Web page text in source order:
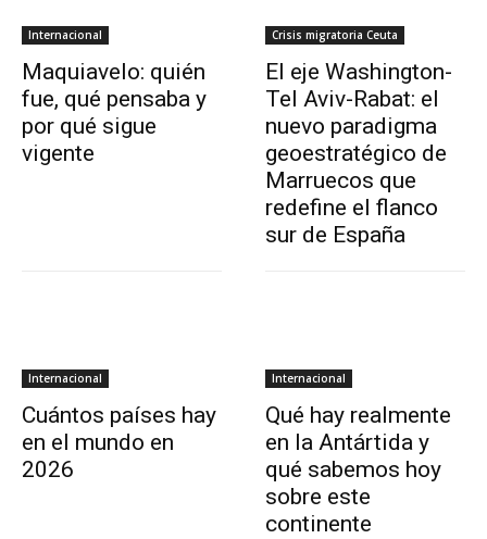
Internacional
Maquiavelo: quién
fue, qué pensaba y
por qué sigue
vigente
Crisis migratoria Ceuta
El eje Washington-
Tel Aviv-Rabat: el
nuevo paradigma
geoestratégico de
Marruecos que
redefine el flanco
sur de España
Internacional
Cuántos países hay
en el mundo en
2026
Internacional
Qué hay realmente
en la Antártida y
qué sabemos hoy
sobre este
continente